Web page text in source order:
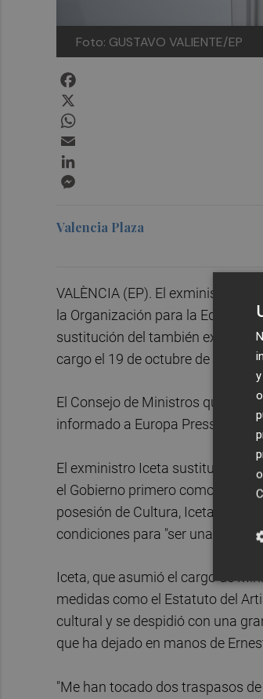
Foto: GUSTAVO VALIENTE/EP
Valencia Plaza
VALÈNCIA (EP). El exministro de
la Organización para la
sustitución del también
cargo el 19 de octubre de 2021.
El Consejo de Ministros que se
informado a Europa Press
El exministro Iceta sustituyó en
el Gobierno primero como titular
posesión de Cultura, Iceta afirmó
condiciones para "ser una gran
Iceta, que asumió el cargo de
medidas como el Estatuto del
cultural y se despidió con una
que ha dejado en manos de
"Me han tocado dos traspasos